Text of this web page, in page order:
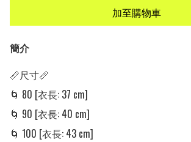
加至購物車
簡介
📏尺寸📏
🌀 80 [衣長: 37 cm]
🌀 90 [衣長: 40 cm]
🌀 100 [衣長: 43 cm]